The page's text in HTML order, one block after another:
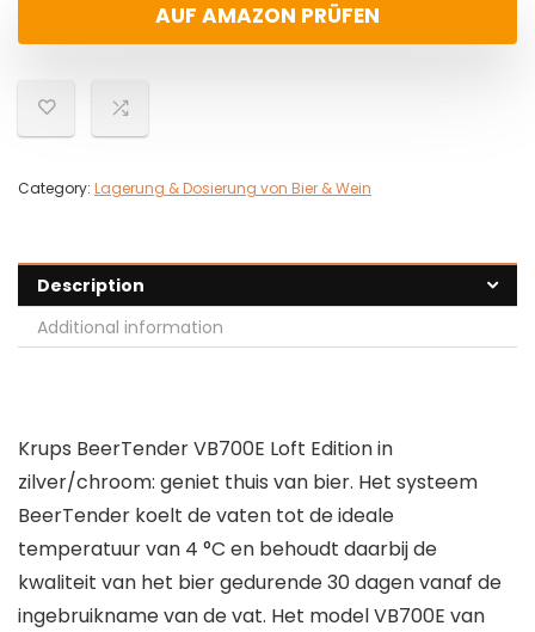
AUF AMAZON PRÜFEN
Category: Lagerung & Dosierung von Bier & Wein
Description
Additional information
Krups BeerTender VB700E Loft Edition in
zilver/chroom: geniet thuis van bier. Het systeem
BeerTender koelt de vaten tot de ideale
temperatuur van 4 °C en behoudt daarbij de
kwaliteit van het bier gedurende 30 dagen vanaf de
ingebruikname van de vat. Het model VB700E van